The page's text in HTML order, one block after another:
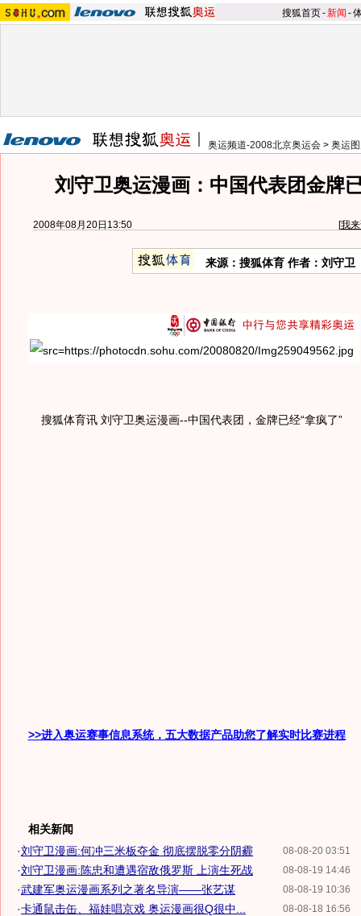
搜狐首页-新闻 -
奥运频道-2008北京奥运会 > 奥运
刘守卫奥运漫画：中国代表团金牌
2008年08月20日13:50 [我
来源：搜狐体育 作者：刘守卫
搜狐体育讯 刘守卫奥运漫画--中国代表团，金牌已经“拿疯了”
>>进入奥运赛事信息系统，五大数据产品助您了解实时比赛进程
相关新闻
08-08-20 03:51
·刘守卫漫画:何冲三米板夺金 彻底摆脱零分阴霾
08-08-19 14:46
·刘守卫漫画:陈忠和遭遇宿敌俄罗斯 上演生死战
08-08-19 10:36
·武建军奥运漫画系列之著名导演——张艺谋
08-08-18 16:56
·卡通鼠击缶、福娃唱京戏 奥运漫画很Q很中...